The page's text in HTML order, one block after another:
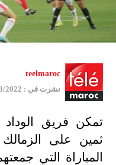
teelmaroc
نشرت في : 11/03/2022
تمكن فريق الوداد
المباراة التي